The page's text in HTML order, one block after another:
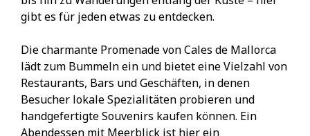
gibt es für jeden etwas zu entdecken.
Die charmante Promenade von Cales de Mallorca
lädt zum Bummeln ein und bietet eine Vielzahl von
Restaurants, Bars und Geschäften, in denen
Besucher lokale Spezialitäten probieren und
handgefertigte Souvenirs kaufen können. Ein
Abendessen mit Meerblick ist hier ein